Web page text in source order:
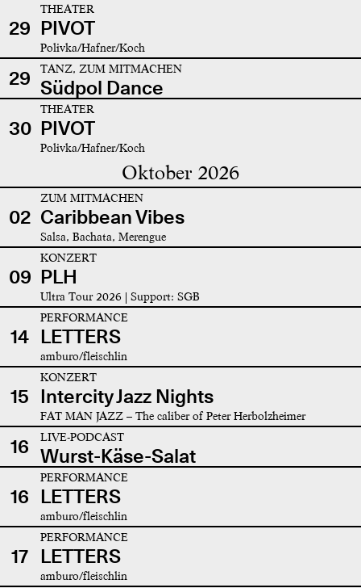
29
THEATER
PIVOT
Polivka/Hafner/Koch
29 TANZ, ZUM MITMACHEN
Südpol Dance
30
THEATER
PIVOT
Polivka/Hafner/Koch
Oktober 2026
02
ZUM MITMACHEN
Caribbean Vibes
Salsa, Bachata, Merengue
09
KONZERT
PLH
Ultra Tour 2026 | Support: SGB
14
PERFORMANCE
LETTERS
amburo/fleischlin
15
KONZERT
Intercity Jazz Nights
FAT MAN JAZZ – The caliber of Peter Herbolzheimer
16 LIVE-PODCAST
Wurst-Käse-Salat
16
PERFORMANCE
LETTERS
amburo/fleischlin
17
PERFORMANCE
LETTERS
amburo/fleischlin